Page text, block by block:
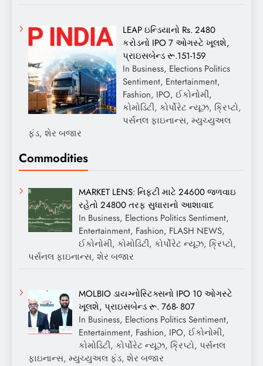
LEAP ઇન્ડિયાનો Rs. 2480
કરોડનો IPO 7 ઓગસ્ટે ખૂલશે,
પ્રાઇસબેન્ડ રૂ.151-159
In Business, Elections Politics
Sentiment, Entertainment,
Fashion, IPO, ઈકોનોમી,
કોમોડિટી, કોર્પોરેટ ન્યૂઝ, ક્રિપ્ટો,
પર્સનલ ફાઇનાન્સ, મ્યુચ્યુઅલ
ફંડ, શેર બજાર
Commodities
MARKET LENS: નિફ્ટી માટે 24600 જળવાઇ
રહેતો 24800 તરફ સુધારાનો આશાવાદ
In Business, Elections Politics Sentiment,
Entertainment, Fashion, FLASH NEWS,
ઈકોનોમી, કોમોડિટી, કોર્પોરેટ ન્યૂઝ, ક્રિપ્ટો,
પર્સનલ ફાઇનાન્સ, શેર બજાર
MOLBIO ડાયગ્નોસ્ટિક્સનો IPO 10 ઓગસ્ટે
ખૂલશે, પ્રાઇસબેન્ડ રૂ. 768- 807
In Business, Elections Politics Sentiment,
Entertainment, Fashion, IPO, ઈકોનોમી,
કોમોડિટી, કોર્પોરેટ ન્યૂઝ, ક્રિપ્ટો, પર્સનલ
ફાઇનાન્સ, મ્યુચ્યુઅલ ફંડ, શેર બજાર